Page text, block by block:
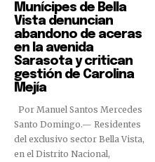
Munícipes de Bella
Vista denuncian
abandono de aceras
en la avenida
Sarasota y critican
gestión de Carolina
Mejía
Santo Domingo.— Residentes
del exclusivo sector Bella Vista,
en el Distrito Nacional,